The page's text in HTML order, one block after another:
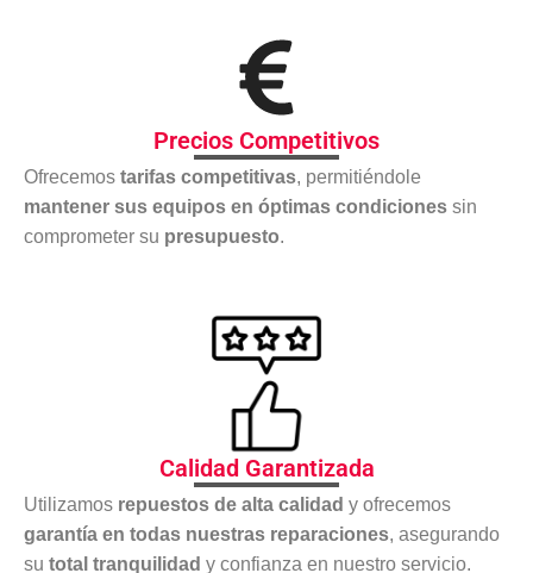
Precios Competitivos
Ofrecemos tarifas competitivas, permitiéndole
mantener sus equipos en óptimas condiciones sin
comprometer su presupuesto.
Calidad Garantizada
Utilizamos repuestos de alta calidad y ofrecemos
garantía en todas nuestras reparaciones, asegurando
su total tranquilidad y confianza en nuestro servicio.